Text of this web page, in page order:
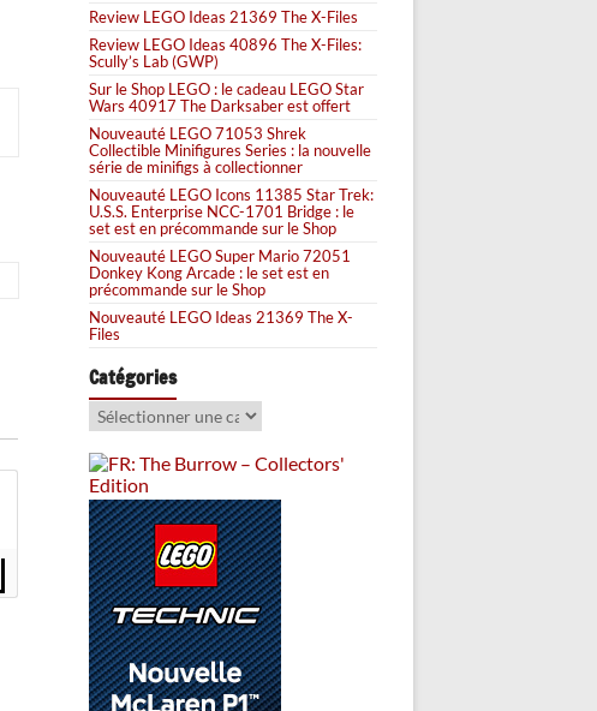
Review LEGO Ideas 21369 The X-Files
Review LEGO Ideas 40896 The X-Files:
Scully’s Lab (GWP)
Sur le Shop LEGO : le cadeau LEGO Star
Wars 40917 The Darksaber est offert
Nouveauté LEGO 71053 Shrek
Collectible Minifigures Series : la nouvelle
série de minifigs à collectionner
Nouveauté LEGO Icons 11385 Star Trek:
U.S.S. Enterprise NCC-1701 Bridge : le
set est en précommande sur le Shop
Nouveauté LEGO Super Mario 72051
Donkey Kong Arcade : le set est en
précommande sur le Shop
Nouveauté LEGO Ideas 21369 The X-
Files
Catégories
Catégories